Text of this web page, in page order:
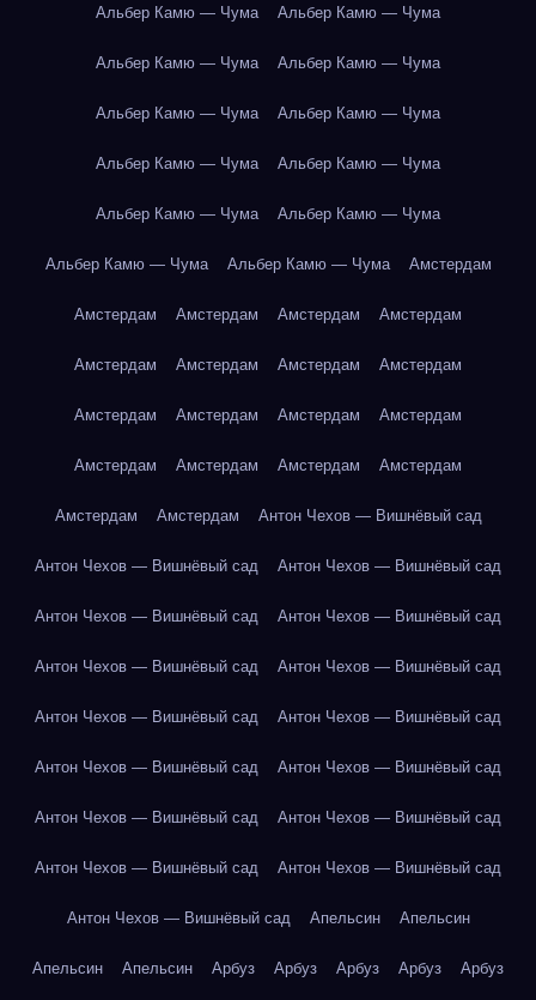
Альбер Камю — Чума Альбер Камю — Чума
Альбер Камю — Чума Альбер Камю — Чума
Альбер Камю — Чума Альбер Камю — Чума
Альбер Камю — Чума Альбер Камю — Чума
Альбер Камю — Чума Альбер Камю — Чума
Альбер Камю — Чума Альбер Камю — Чума Амстердам
Амстердам Амстердам Амстердам Амстердам
Амстердам Амстердам Амстердам Амстердам
Амстердам Амстердам Амстердам Амстердам
Амстердам Амстердам Амстердам Амстердам
Амстердам Амстердам Антон Чехов — Вишнёвый сад
Антон Чехов — Вишнёвый сад Антон Чехов — Вишнёвый сад
Антон Чехов — Вишнёвый сад Антон Чехов — Вишнёвый сад
Антон Чехов — Вишнёвый сад Антон Чехов — Вишнёвый сад
Антон Чехов — Вишнёвый сад Антон Чехов — Вишнёвый сад
Антон Чехов — Вишнёвый сад Антон Чехов — Вишнёвый сад
Антон Чехов — Вишнёвый сад Антон Чехов — Вишнёвый сад
Антон Чехов — Вишнёвый сад Антон Чехов — Вишнёвый сад
Антон Чехов — Вишнёвый сад Апельсин Апельсин
Апельсин Апельсин Арбуз Арбуз Арбуз Арбуз Арбуз